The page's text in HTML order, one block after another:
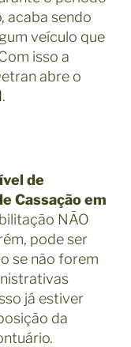
acaba sendo
veículo que
isso a
abre o
de
Cassação em
NÃO
pode ser
se não forem
já estiver
da